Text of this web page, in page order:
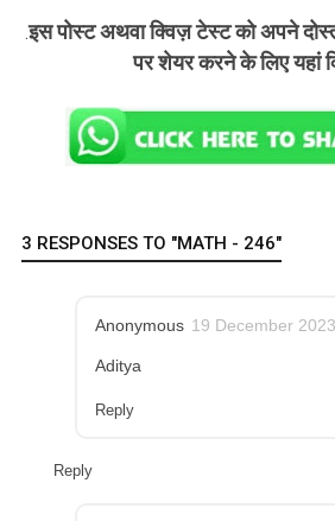
.इस पोस्ट अथवा क्विज़ टेस्ट को अपने
पर शेयर करने के लिए यहां
3 RESPONSES TO "MATH - 246"
Anonymous 19 December
Aditya
Reply
Reply